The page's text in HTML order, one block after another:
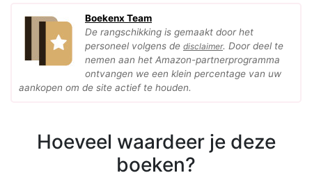
Boekenx Team
De rangschikking is gemaakt door het
personeel volgens de disclaimer. Door deel te
nemen aan het Amazon-partnerprogramma
ontvangen we een klein percentage van uw
aankopen om de site actief te houden.
Hoeveel waardeer je deze
boeken?